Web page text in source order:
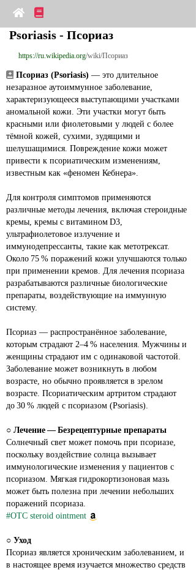
Psoriasis - Псориаз
https://ru.wikipedia.org/wiki/Псориаз
Псориаз (Psoriasis) — это длительное
незаразное аутоиммунное заболевание,
характеризующееся выступающими участками
аномальной кожи. Эти участки могут быть
красными или фиолетовыми у людей с более
тёмной кожей, сухими, зудящими и
шелушащимися. Повреждение кожи может
привести к псориатическим изменениям,
известным как «феномен Кебнера».
Для контроля симптомов применяются
различные методы лечения, включая стероидные
кремы, кремы с витамином D3,
ультрафиолетовое излучение и
иммунодепрессанты, такие как метотрексат.
Около 75 % поражений кожи улучшаются только
при применении кремов. Для лечения псориаза
разрабатываются различные биологические
препараты, воздействующие на иммунную
систему.
Псориаз — распространённое заболевание,
которым страдают 2–4 % населения. Мужчины и
женщины страдают им с одинаковой частотой.
Заболевание может возникнуть в любом
возрасте, но обычно проявляется в зрелом
возрасте. Псориатическим артритом страдают
до 30 % людей с псориазом (Psoriasis).
○ Лечение — Безрецептурные препараты
Солнечный свет может помочь при псориазе,
поскольку воздействие солнца вызывает
иммунологические изменения у пациентов с
псориазом. Мягкая гидрокортизоновая мазь
может быть полезна при лечении небольших
поражений псориаза.
#OTC steroid ointment
○ Уход
Псориаз является хроническим заболеванием, и
в настоящее время изучается множество средств